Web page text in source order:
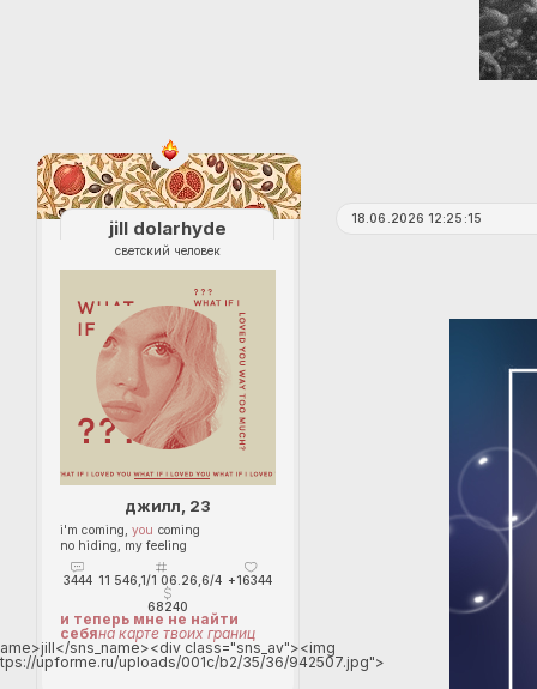
18.06.2026 12:25:15
jill dolarhyde
светский человек
джилл, 23
i'm coming,you coming
no hiding, my feeling
3444 11 546,1/1 06.26,6/4 +16344
68240
и теперь мне не найти
себяна карте твоих границ
sns_name><div class="sns_av"><img
upforme.ru/uploads/001c/b2/35/36/942507.jpg">